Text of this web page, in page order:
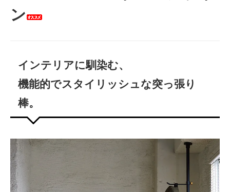
ン
インテリアに馴染む、
機能的でスタイリッシュな突っ張り
棒。